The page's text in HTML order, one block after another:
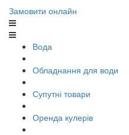
Замовити онлайн
Вода
Обладнання для води
Супутні товари
Оренда кулерів